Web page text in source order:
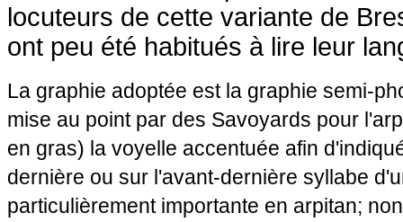
locuteurs de cette variante de
ont peu été habitués à lire leur
La graphie adoptée est la graphie semi-
mise au point par des Savoyards pour
en gras) la voyelle accentuée afin
dernière ou sur l'avant-dernière syllabe
particulièrement importante en arpitan;